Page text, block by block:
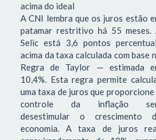
acima do ideal
A CNI lembra que os juros estão
patamar restritivo há 55 meses.
Selic está 3,6 pontos
acima da taxa calculada com base
Regra de Taylor — estimada
10,4%. Esta regra permite
uma taxa de juros que proporcione
controle da inflação
desestimular o crescimento
economia. A taxa de juros